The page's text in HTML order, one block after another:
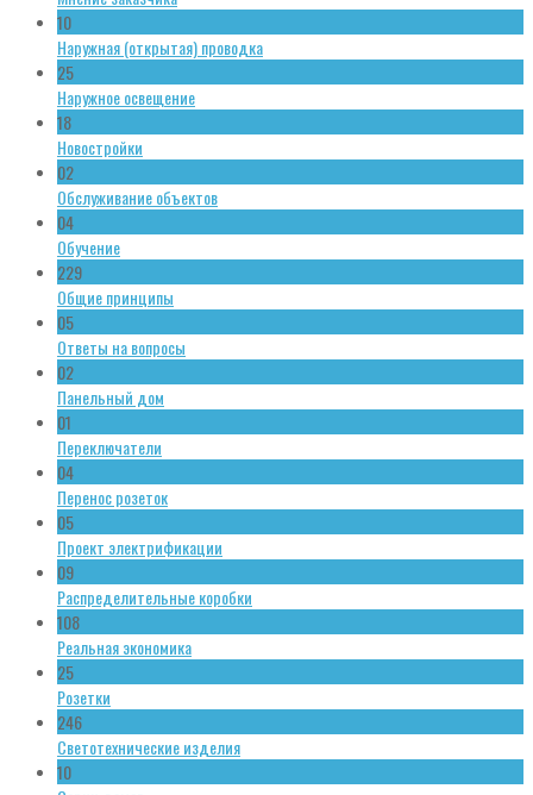
10
Наружная (открытая) проводка
25
Наружное освещение
18
Новостройки
02
Обслуживание объектов
04
Обучение
229
Общие принципы
05
Ответы на вопросы
02
Панельный дом
01
Переключатели
04
Перенос розеток
05
Проект электрификации
09
Распределительные коробки
108
Реальная экономика
25
Розетки
246
Светотехнические изделия
10